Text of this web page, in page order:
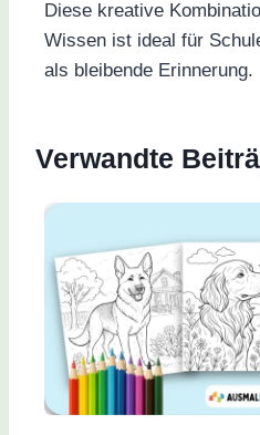
Diese kreative
Wissen ist ideal für
als bleibende Erinnerung.
Verwandte